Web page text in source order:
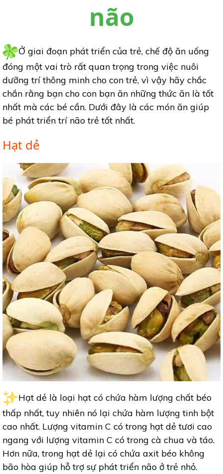
não
Ở giai đoạn phát triển của trẻ, chế độ ăn uống
đóng một vai trò rất quan trọng trong việc nuôi
dưỡng trí thông minh cho con trẻ, vì vậy hãy chắc
chắn rằng bạn cho con bạn ăn những thức ăn là tốt
nhất mà các bé cần. Dưới đây là các món ăn giúp
bé phát triển trí não trẻ tốt nhất.
Hạt dẻ
Hạt dẻ là loại hạt có chứa hàm lượng chất béo
thấp nhất, tuy nhiên nó lại chứa hàm lượng tinh bột
cao nhất. Lượng vitamin C có trong hạt dẻ tươi cao
ngang với lượng vitamin C có trong cà chua và táo.
Hơn nữa, trong hạt dẻ lại có chứa axit béo không
bão hòa giúp hỗ trợ sự phát triển não ở trẻ nhỏ.